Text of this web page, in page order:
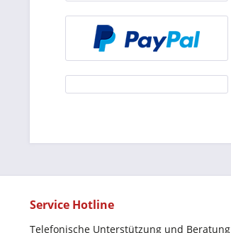
Service Hotline
Telefonische Unterstützung und Beratung